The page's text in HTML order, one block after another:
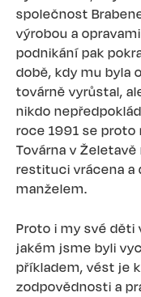
společnost
výrobou a
podnikání pak
době, kdy mu byla
továrně vyrůstal,
nikdo
roce 1991 se proto
Továrna v
restituci vrácena a
manželem.
Proto i my své děti
jakém jsme byli
příkladem, vést je
zodpovědnosti a